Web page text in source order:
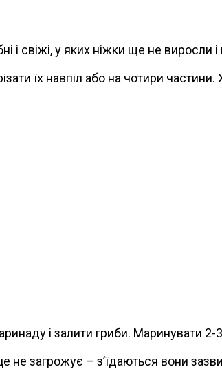
і свіжі, у яких ніжки ще не виросли
їх навпіл або на чотири
і залити гриби. Маринувати
не загpoжує – з’їдаються вони